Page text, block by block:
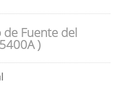
Fuente del
)